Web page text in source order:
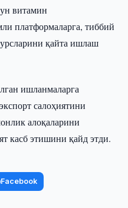
витамин
платформаларга, тиббий
қайта ишлаш
ишланмаларга
салоҳиятини
алоқаларини
касб этишини қайд этди.
Facebook